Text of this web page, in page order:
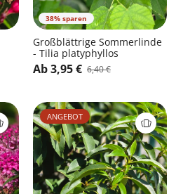
38% sparen
Großblättrige Sommerlinde
- Tilia platyphyllos
Ab 3,95 € 6,40 €
ANGEBOT